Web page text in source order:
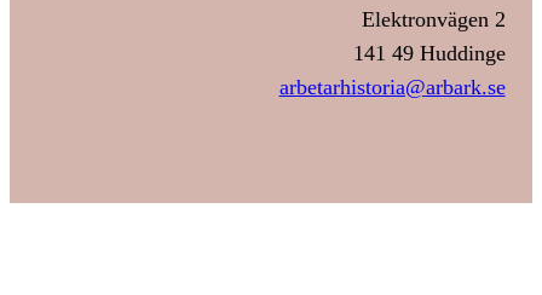
Elektronvägen 2
141 49 Huddinge
arbetarhistoria@arbark.se